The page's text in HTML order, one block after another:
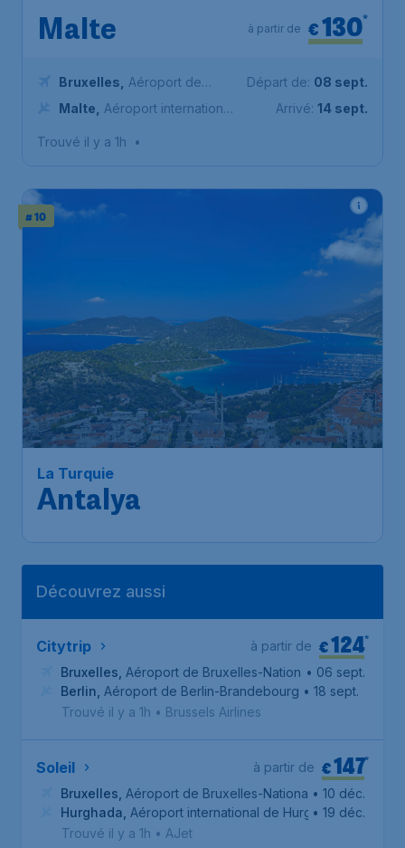
Malte €130*
à partir de
Bruxelles
Aéroport de
Bruxelles-National
Malte
Aéroport international
Départ de: 08 sept.
Arrivé: 14 sept.
Trouvé il y a 1h •
# 10
La Turquie
Antalya
€135*
à partir de
Bruxelles-National
Antalya
Trouvé il y a 1h
Découvrez aussi
Citytrip €124*
à partir de
Bruxelles Aéroport de Bruxelles-National• 06 sept.
Berlin Aéroport de Berlin-Brandebourg • 18 sept.
Trouvé il y a 1h • Brussels Airlines
Soleil €147*
à partir de
Bruxelles Aéroport de Bruxelles-National • 10 déc.
Hurghada Aéroport international de Hurghada
• 19 déc.
Trouvé il y a 1h • AJet